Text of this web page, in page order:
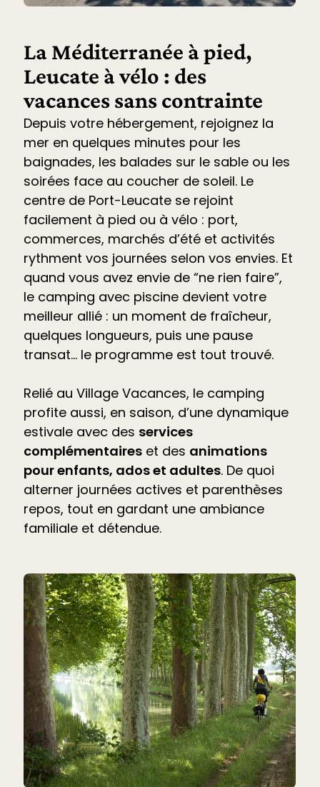
La Méditerranée à pied,
Leucate à vélo : des
vacances sans contrainte
Depuis votre hébergement, rejoignez la
mer en quelques minutes pour les
baignades, les balades sur le sable ou les
soirées face au coucher de soleil. Le
centre de Port-Leucate se rejoint
facilement à pied ou à vélo : port,
commerces, marchés d’été et activités
rythment vos journées selon vos envies. Et
quand vous avez envie de “ne rien faire”,
le camping avec piscine devient votre
meilleur allié : un moment de fraîcheur,
quelques longueurs, puis une pause
transat… le programme est tout trouvé.
Relié au Village Vacances, le camping
profite aussi, en saison, d’une dynamique
estivale avec des services
complémentaires et des animations
pour enfants, ados et adultes. De quoi
alterner journées actives et parenthèses
repos, tout en gardant une ambiance
familiale et détendue.